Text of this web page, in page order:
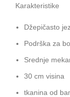
Karakteristike
Džepičasto
Podrška za
Srednje
30 cm visina
tkanina od